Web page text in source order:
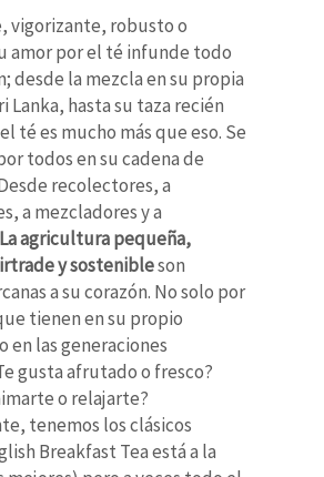
vigorizante, robusto o
amor por el té infunde todo
desde la mezcla en su propia
Lanka, hasta su taza recién
té es mucho más que eso. Se
todos en su cadena de
recolectores, a
a mezcladores y a
La agricultura pequeña,
y sostenibleson
a su corazón. No solo por
tienen en su propio
en las generaciones
gusta afrutado o fresco?
o relajarte?
tenemos los clásicos
Breakfast Tea está a la